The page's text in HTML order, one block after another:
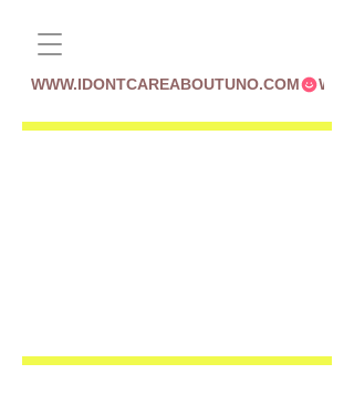
WWW.IDONTCAREABOUTUNO.COM